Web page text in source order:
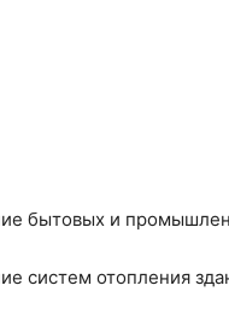
бытовых и
систем отопления